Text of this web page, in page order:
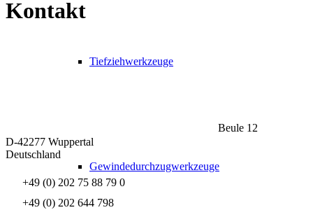
Tiefziehwerkzeuge
Gewindedurchzugwerkzeuge
Kontakt
Beule 12
D-42277 Wuppertal
Deutschland
+49 (0) 202 75 88 79 0
+49 (0) 202 644 798